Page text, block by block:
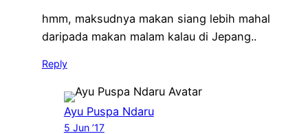
hmm, maksudnya makan siang lebih mahal
daripada makan malam kalau di Jepang..
Reply
Ayu Puspa Ndaru
5 Jun ’17